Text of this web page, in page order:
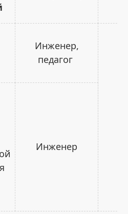
Инженер,
педагог
Инженер